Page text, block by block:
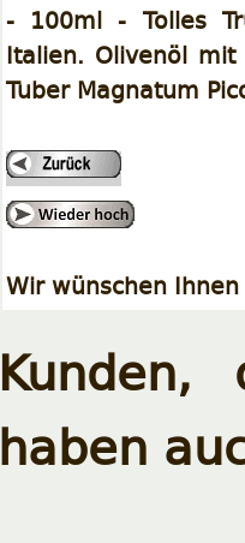
- 100ml - Tolles
Italien. Olivenöl mit
Tuber Magnatum
Wir wünschen
haben